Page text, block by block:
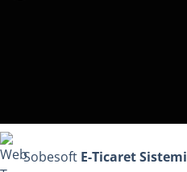
Sobesoft E-Ticaret Sistemi